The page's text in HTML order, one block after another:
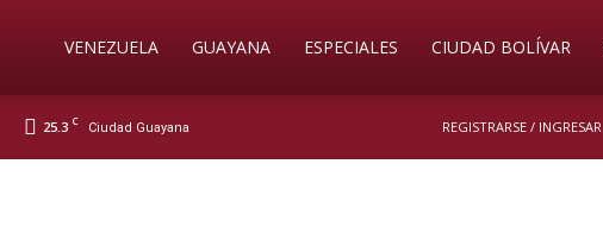
SoyVENEZUELA GUAYANA ESPECIALES CIUDAD BOLÍVAR
25.3 C Ciudad Guayana REGISTRARSE / INGRESAR